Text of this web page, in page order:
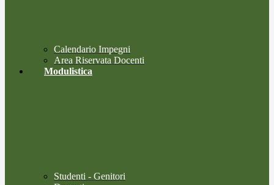
Calendario Impegni
Area Riservata Docenti
Modulistica
Studenti - Genitori